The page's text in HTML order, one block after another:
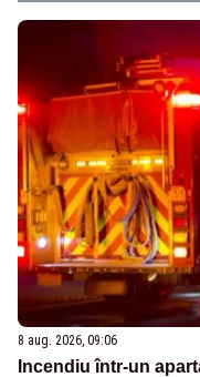
8 aug. 2026, 09:06
Incendiu într-un